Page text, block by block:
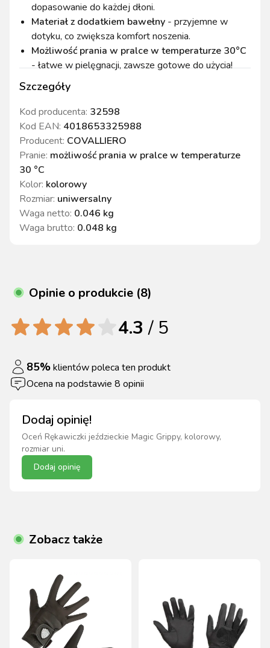
Szczegóły
Kod producenta: 32598
Kod EAN: 4018653325988
Producent: COVALLIERO
Pranie: możliwość prania w pralce w temperaturze
30 °C
Kolor: kolorowy
Rozmiar: uniwersalny
Waga netto: 0.046 kg
Waga brutto: 0.048 kg
dopasowanie do każdej dłoni.
Materiał z dodatkiem bawełny - przyjemne w
dotyku, co zwiększa komfort noszenia.
Możliwość prania w pralce w temperaturze 30°C
- łatwe w pielęgnacji, zawsze gotowe do użycia!
Opinie o produkcie (8)
Dodaj opinię!
Oceń Rękawiczki jeździeckie Magic Grippy, kolorowy,
rozmiar uni.
Dodaj opinię
4.3 / 5
85%klientów poleca ten produkt
Ocena na podstawie 8 opinii
Zobacz także